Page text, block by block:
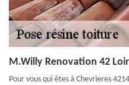
M.Willy Renovation 42
Pour vous qui êtes à Chevrieres